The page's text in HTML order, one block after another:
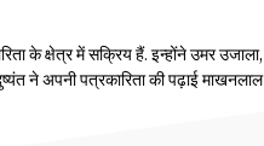
के क्षेत्र में सक्रिय हैं. इन्होंने उमर उजाला,
ने अपनी पत्रकारिता की पढ़ाई माखनलाल